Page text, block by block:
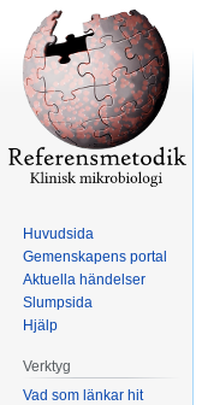
Huvudsida
Gemenskapens portal
Aktuella händelser
Slumpsida
Hjälp
Verktyg
Vad som länkar hit